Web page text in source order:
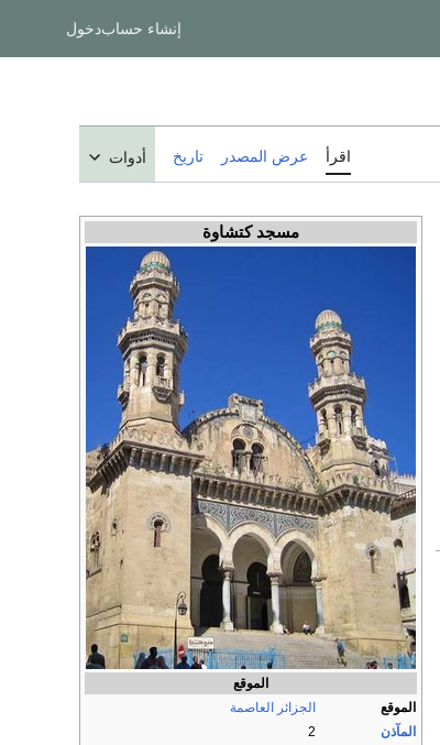
إنشاء حسابدخول
اقرأ عرض المصدر تاريخ أدوات
مسجد كتشاوة
الموقع
الموقع
الجزائر العاصمة
المآذن
2